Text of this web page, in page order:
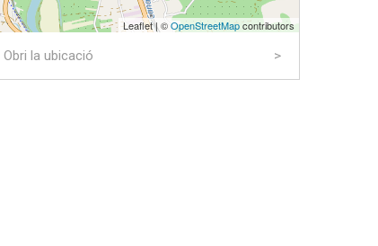
Leaflet | ©OpenStreetMapcontributors
Obri la ubicació